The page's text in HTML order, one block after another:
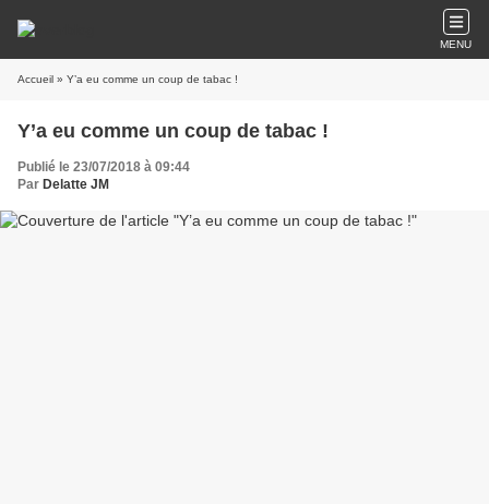
MENU
Accueil » Y’a eu comme un coup de tabac !
Y’a eu comme un coup de tabac !
Publié le 23/07/2018 à 09:44
Par Delatte JM